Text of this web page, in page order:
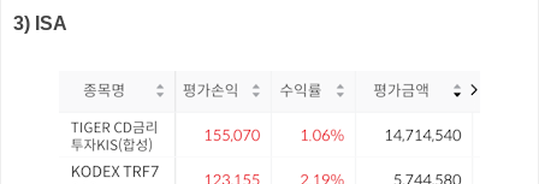
3) ISA